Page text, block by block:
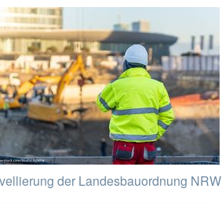
der Landesbauordnung NRW